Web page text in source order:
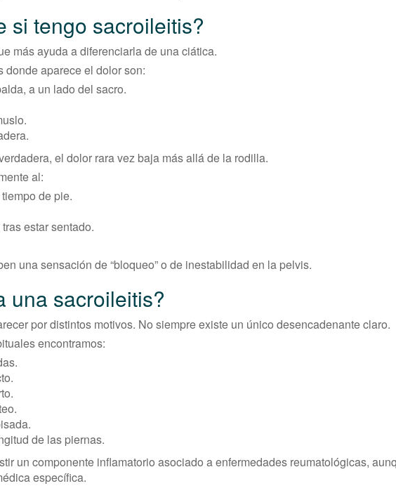
si tengo sacroileitis?
más ayuda a diferenciarla de una ciática.
donde aparece el dolor son:
a un lado del sacro.
el dolor rara vez baja más allá de la rodilla.
al:
de pie.
estar sentado.
una sensación de “bloqueo” o de inestabilidad en la pelvis.
una sacroileitis?
por distintos motivos. No siempre existe un único desencadenante claro.
encontramos:
de las piernas.
un componente inflamatorio asociado a enfermedades reumatológicas,
específica.